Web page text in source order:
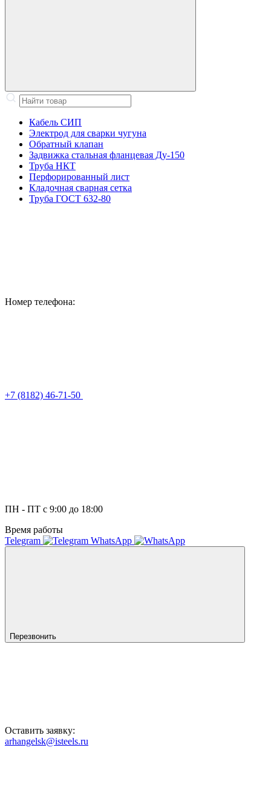
Кабель СИП
Электрод для сварки чугуна
Обратный клапан
Задвижка стальная фланцевая Ду-150
Труба НКТ
Перфорированный лист
Кладочная сварная сетка
Труба ГОСТ 632-80
Номер телефона:
+7 (8182) 46-71-50
ПН - ПТ с 9:00 до 18:00
Время работы
Telegram
WhatsApp
Перезвонить
Оставить заявку:
arhangelsk@isteels.ru